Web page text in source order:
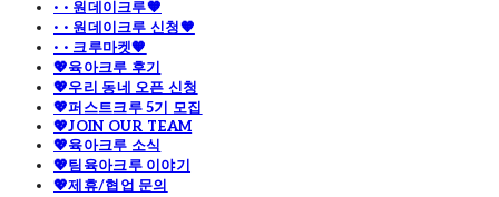
· · 원데이크루🧡
· · 원데이크루 신청🧡
· · 크루마켓🧡
💖육아크루 후기
💖우리 동네 오픈 신청
💖퍼스트크루 5기 모집
💖JOIN OUR TEAM
💖육아크루 소식
💖팀육아크루 이야기
💖제휴/협업 문의